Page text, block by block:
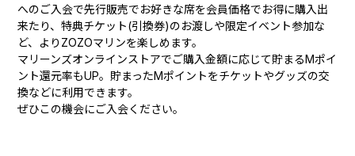
へのご入会で先行販売でお好きな席を会員価格でお得に購入出
来たり、特典チケット(引換券)のお渡しや限定イベント参加な
ど、よりZOZOマリンを楽しめます。
マリーンズオンラインストアでご購入金額に応じて貯まるMポイ
ント還元率もUP。貯まったMポイントをチケットやグッズの交
換などに利用できます。
ぜひこの機会にご入会ください。